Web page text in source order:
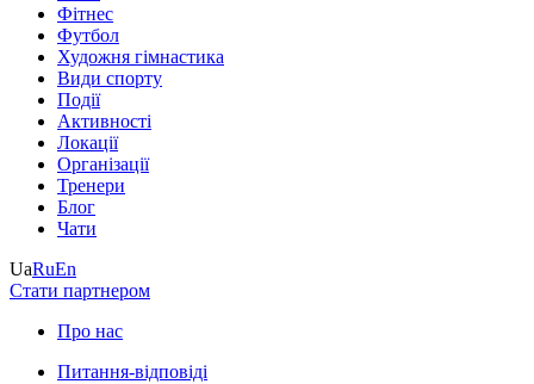
Фітнес
Футбол
Художня гімнастика
Види спорту
Події
Активності
Локації
Організації
Тренери
Блог
Чати
UaRuEn
Стати партнером
Про нас
Питання-відповіді